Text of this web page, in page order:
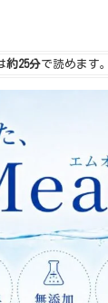
約25分で読めます。